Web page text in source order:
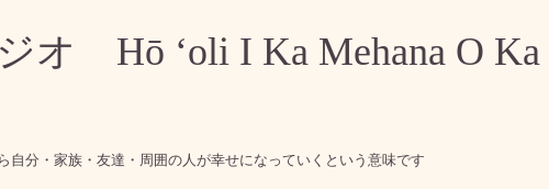
オ Hō ‘oli I Ka Mehana O Ka
自分・家族・友達・周囲の人が幸せになっていくという意味です